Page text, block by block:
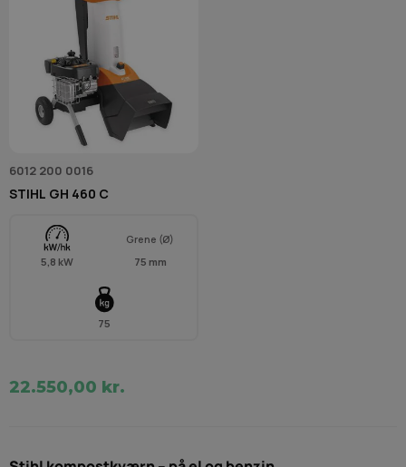
6012 200 0016
STIHL GH 460 C
5,8 kW
Grene (Ø)
75 mm
75
22.550,00 kr.